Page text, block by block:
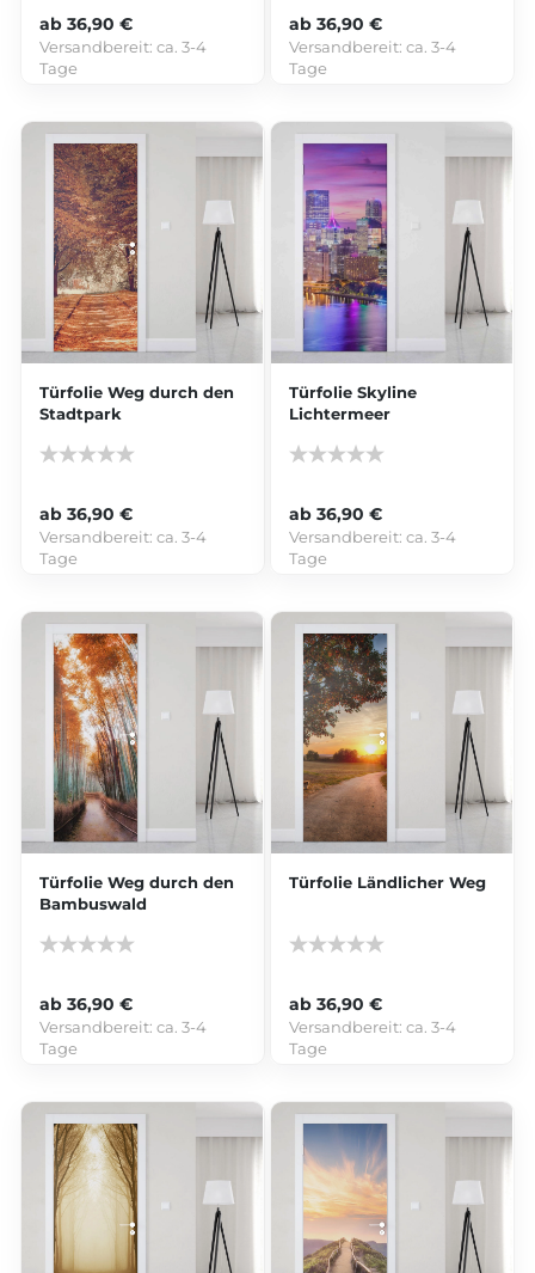
ab 36,90 €
Versandbereit:ca. 3-4
Tage
ab 36,90 €
Versandbereit:ca. 3-4
Tage
Türfolie Weg durch den
Stadtpark
ab 36,90 €
Versandbereit:ca. 3-4
Tage
Türfolie Skyline
Lichtermeer
ab 36,90 €
Versandbereit:ca. 3-4
Tage
Türfolie Weg durch den
Bambuswald
ab 36,90 €
Versandbereit:ca. 3-4
Tage
Türfolie Ländlicher Weg
ab 36,90 €
Versandbereit:ca. 3-4
Tage